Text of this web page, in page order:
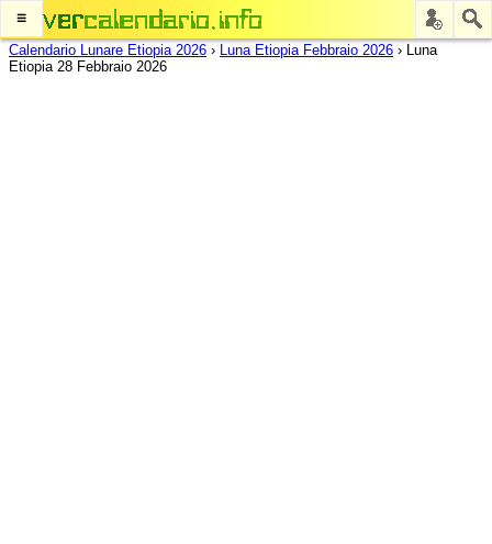
≡
Calendario Lunare Etiopia 2026 › Luna Etiopia Febbraio 2026 › Luna
Etiopia 28 Febbraio 2026